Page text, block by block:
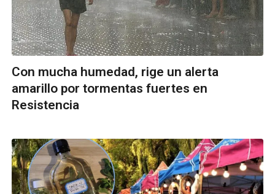
Con mucha humedad, rige un alerta
amarillo por tormentas fuertes en
Resistencia